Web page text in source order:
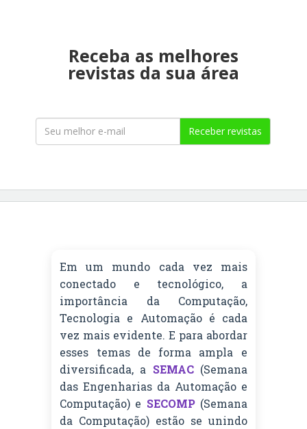
Receba as melhores
revistas da sua área
Receber revistas
Em um mundo cada vez mais
conectado e tecnológico, a
importância da Computação,
Tecnologia e Automação é cada
vez mais evidente. E para abordar
esses temas de forma ampla e
diversificada, a SEMAC(Semana
das Engenharias da Automação e
Computação) e SECOMP(Semana
da Computação) estão se unindo